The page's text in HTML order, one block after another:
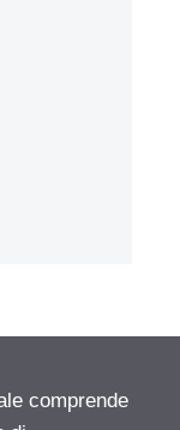
comprende